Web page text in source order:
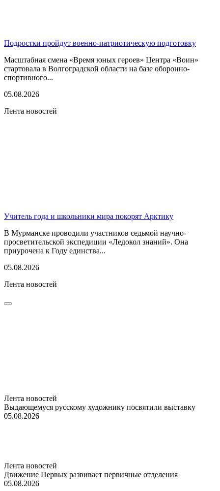
Подростки пройдут военно-патриотическую подготовку
Масштабная смена «Время юных героев» Центра «Воин»
стартовала в Волгоградской области на базе оборонно-
спортивного...
05.08.2026
Лента новостей
Учитель года и школьники мира покорят Арктику
В Мурманске проводили участников седьмой научно-
просветительской экспедиции «Ледокол знаний». Она
приурочена к Году единства...
05.08.2026
Лента новостей
Лента новостей
Выдающемуся русскому художнику посвятили выставку
05.08.2026
Лента новостей
Движение Первых развивает первичные отделения
05.08.2026